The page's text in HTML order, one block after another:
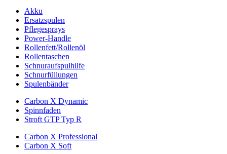
Akku
Ersatzspulen
Pflegesprays
Power-Handle
Rollenfett/Rollenöl
Rollentaschen
Schnuraufspulhilfe
Schnurfüllungen
Spulenbänder
Carbon X Dynamic
Spinnfaden
Stroft GTP Typ R
Carbon X Professional
Carbon X Soft